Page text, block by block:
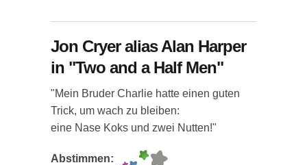
Jon Cryer alias Alan Harper
in "Two and a Half Men"
"Mein Bruder Charlie hatte einen guten
Trick, um wach zu bleiben:
eine Nase Koks und zwei Nutten!"
Abstimmen: